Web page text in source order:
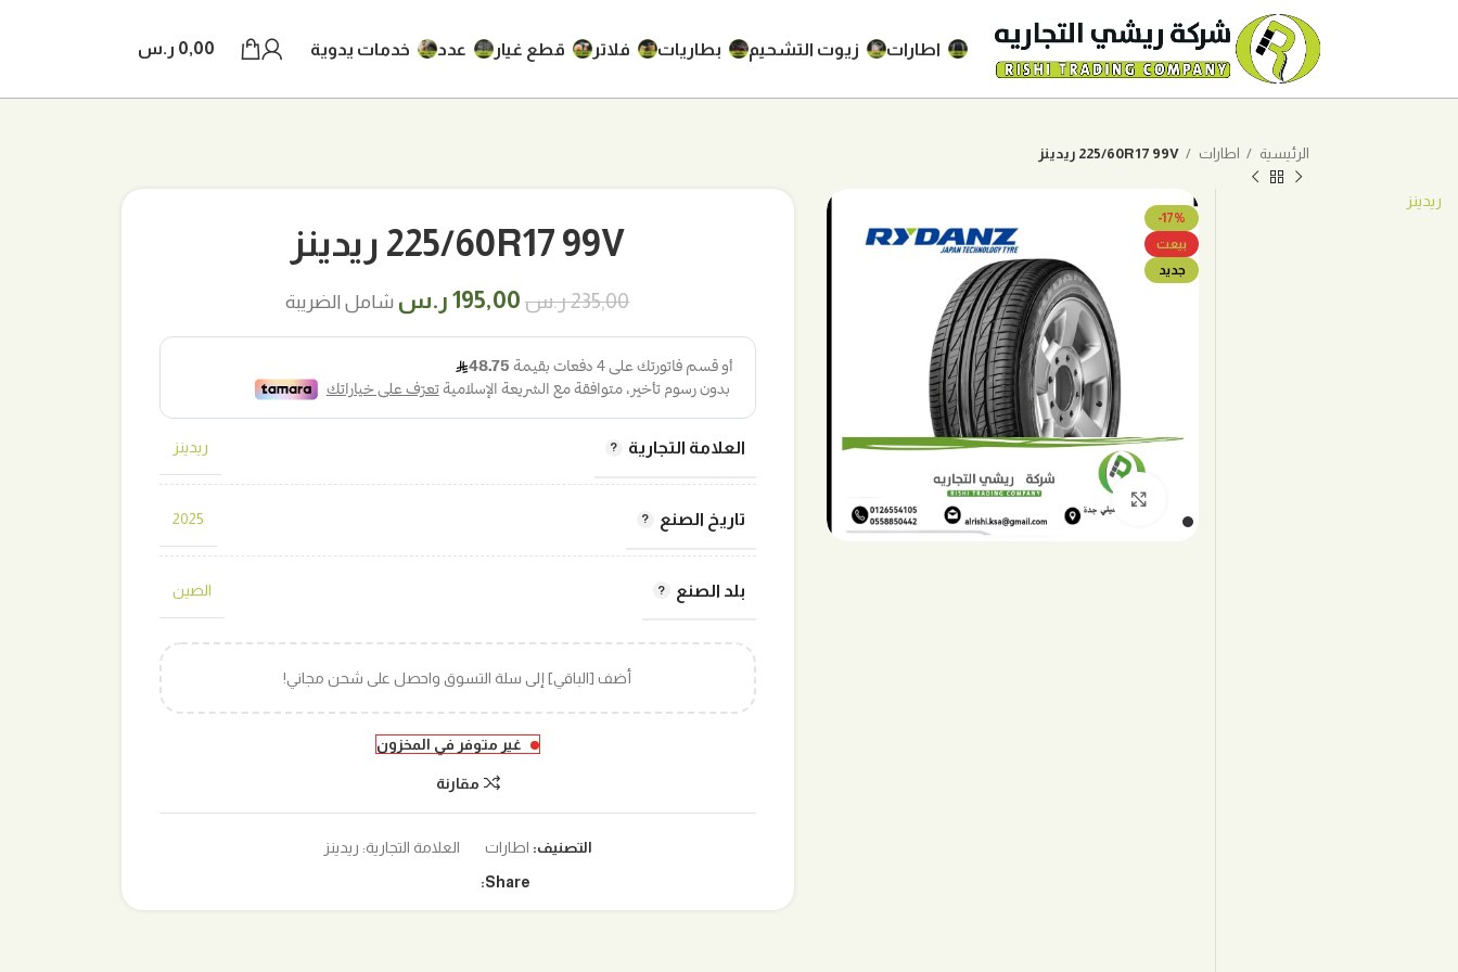
اطارات زيوت التشحيم بطاريات فلاتر قطع غيار عدد خدمات يدوية 0,00 ر.س
الرئيسية اطارات 225/60R17 99V ريدينز
-17%
بيعت
جديد
اضغط للتكبير
225/60R17 99V ريدينز
235,00ر.س السعر
هو:
235,00 ر.س.
195,00 ر.سالسعر
195,00 ر.س.
شامل الضريبة
العلامة التجارية ريدينز
تاريخ الصنع 2025
بلد الصنع الصين
أضف [الباقي] إلى سلة التسوق واحصل على شحن مجاني!
غير متوفر في المخزون
مقارنة
التصنيف: اطارات العلامة التجارية: ريدينز
Share:
ريدينز